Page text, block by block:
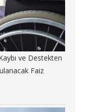
ve Destekten
Faiz